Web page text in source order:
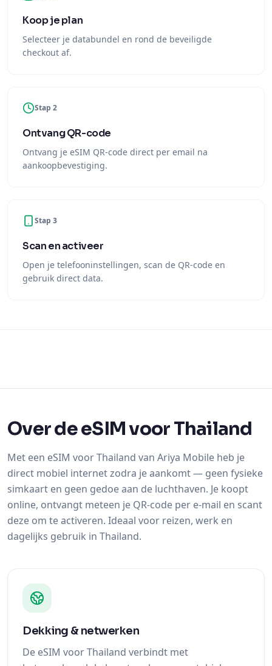
Koop je plan
Selecteer je databundel en rond de beveiligde
checkout af.
Stap 2
Ontvang QR-code
Ontvang je eSIM QR-code direct per email na
aankoopbevestiging.
Stap 3
Scan en activeer
Open je telefooninstellingen, scan de QR-code en
gebruik direct data.
Over de eSIM voor Thailand
Met een eSIM voor Thailand van Ariya Mobile heb je
direct mobiel internet zodra je aankomt — geen fysieke
simkaart en geen gedoe aan de luchthaven. Je koopt
online, ontvangt meteen je QR-code per e-mail en scant
deze om te activeren. Ideaal voor reizen, werk en
dagelijks gebruik in Thailand.
Dekking & netwerken
De eSIM voor Thailand verbindt met